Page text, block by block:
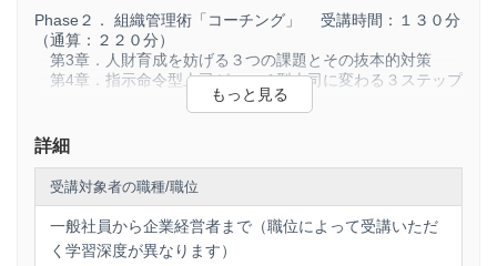
このフェーズでは経営戦略的「チームビルディング」を
テーマとし、企業経営的な視点から、最新のキャリアモ
デルに基づいた人的資源の最適化のためのノウハウと、
その検証メソッドをご提供します。
Phase２． 組織管理術「コーチング」 受講時間：１３０分
（通算：２２０分）
第3章．人財育成を妨げる３つの課題とその抜本的対策
第4章．指示命令型上司がコーチ型上司に変わる３ステップ
Phase３． 経営戦略的「チームビルディング」 受講時間：
４０分（通算：２６０分）
第5章．新時代のキャリアモデル「プロティアンキャリア」
とは
第6章．社員の心の在り様を可視化し人的資源を最適化する
【各章の概要】第１章は、俗に仕事がデキると言われる人
は、そうでない人と何がどう違うのかについて検証します。
詳細
受講対象者の職種/職位
一般社員から企業経営者まで（職位によって受講いただ
く学習深度が異なります）